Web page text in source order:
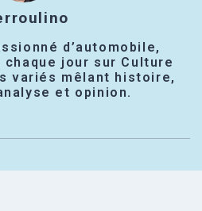
d’automobile,
jour sur Culture
variés mêlant histoire,
et opinion.